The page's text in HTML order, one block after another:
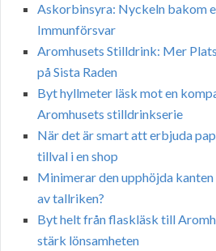
Askorbinsyra: Nyckeln bakom
Immunförsvar
Aromhusets Stilldrink: Mer
på Sista Raden
Byt hyllmeter läsk mot en
Aromhusets stilldrinkserie
När det är smart att erbjuda
tillval i en shop
Minimerar den upphöjda
av tallriken?
Byt helt från flaskläsk till
stärk lönsamheten